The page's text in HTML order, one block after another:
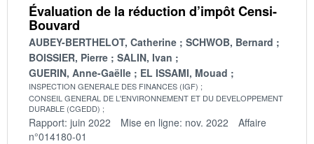
Évaluation de la réduction d’impôt Censi-
Bouvard
AUBEY-BERTHELOT, Catherine
SCHWOB, Bernard
BOISSIER, Pierre
SALIN, Ivan
GUERIN, Anne-Gaëlle
EL ISSAMI, Mouad
INSPECTION GENERALE DES FINANCES (IGF)
CONSEIL GENERAL DE L'ENVIRONNEMENT ET DU DEVELOPPEMENT
DURABLE (CGEDD)
Rapport: juin 2022 Mise en ligne: nov. 2022
Affaire
n°014180-01